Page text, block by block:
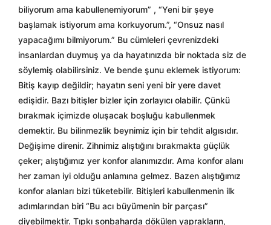
biliyorum ama kabullenemiyorum” , “Yeni bir şeye
başlamak istiyorum ama korkuyorum.”, “Onsuz nasıl
yapacağımı bilmiyorum.” Bu cümleleri çevrenizdeki
insanlardan duymuş ya da hayatınızda bir noktada siz de
söylemiş olabilirsiniz. Ve bende şunu eklemek istiyorum:
Bitiş kayıp değildir; hayatın seni yeni bir yere davet
edişidir. Bazı bitişler bizler için zorlayıcı olabilir. Çünkü
bırakmak içimizde oluşacak boşluğu kabullenmek
demektir. Bu bilinmezlik beynimiz için bir tehdit algısıdır.
Değişime direnir. Zihnimiz alıştığını bırakmakta güçlük
çeker; alıştığımız yer konfor alanımızdır. Ama konfor alanı
her zaman iyi olduğu anlamına gelmez. Bazen alıştığımız
konfor alanları bizi tüketebilir. Bitişleri kabullenmenin ilk
adımlarından biri “Bu acı büyümenin bir parçası”
diyebilmektir. Tıpkı sonbaharda dökülen yaprakların,